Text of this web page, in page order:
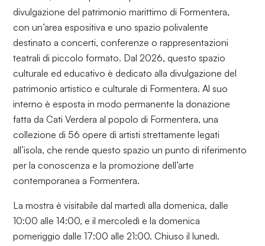
divulgazione del patrimonio marittimo di Formentera,
con un’area espositiva e uno spazio polivalente
destinato a concerti, conferenze o rappresentazioni
teatrali di piccolo formato. Dal 2026, questo spazio
culturale ed educativo è dedicato alla divulgazione del
patrimonio artistico e culturale di Formentera. Al suo
interno è esposta in modo permanente la donazione
fatta da Cati Verdera al popolo di Formentera, una
collezione di 56 opere di artisti strettamente legati
all’isola, che rende questo spazio un punto di riferimento
per la conoscenza e la promozione dell’arte
contemporanea a Formentera.
La mostra è visitabile dal martedì alla domenica, dalle
10:00 alle 14:00, e il mercoledì e la domenica
pomeriggio dalle 17:00 alle 21:00. Chiuso il lunedì.